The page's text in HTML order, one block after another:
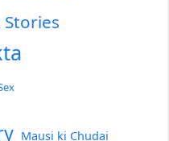
Stories
Mausi ki Chudai